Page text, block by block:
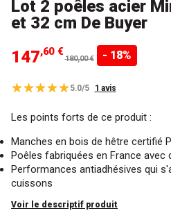
Lot 2 poêles acier
et 32 cm De Buyer
147,60 €
180,00 € - 18%
5.0/5 1 avis
Les points forts de ce produit :
Manches en bois de hêtre certifié
Poêles fabriquées en France avec
Performances antiadhésives qui
cuissons
Voir le descriptif produit